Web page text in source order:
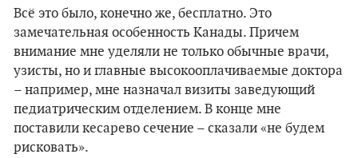
Всё это было, конечно же, бесплатно. Это
замечательная особенность Канады. Причем
внимание мне уделяли не только обычные врачи,
узисты, но и главные высокооплачиваемые доктора
– например, мне назначал визиты заведующий
педиатрическим отделением. В конце мне
поставили кесарево сечение – сказали «не будем
рисковать».